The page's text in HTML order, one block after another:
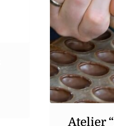
Atelier